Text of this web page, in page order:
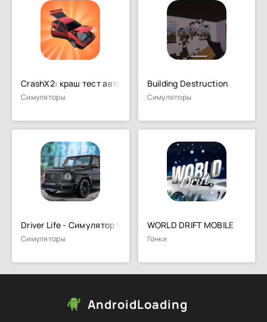
CrashX2: краш тест авто онлайн
Симуляторы
Building Destruction
Симуляторы
Driver Life - Cимулятор Машина
Симуляторы
WORLD DRIFT MOBILE
Гонки
AndroidLoading